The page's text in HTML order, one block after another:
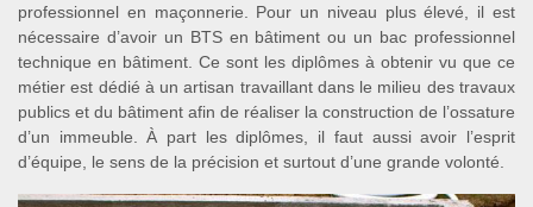
professionnel en maçonnerie. Pour un niveau plus élevé, il est
nécessaire d’avoir un BTS en bâtiment ou un bac professionnel
technique en bâtiment. Ce sont les diplômes à obtenir vu que ce
métier est dédié à un artisan travaillant dans le milieu des travaux
publics et du bâtiment afin de réaliser la construction de l’ossature
d’un immeuble. À part les diplômes, il faut aussi avoir l’esprit
d’équipe, le sens de la précision et surtout d’une grande volonté.